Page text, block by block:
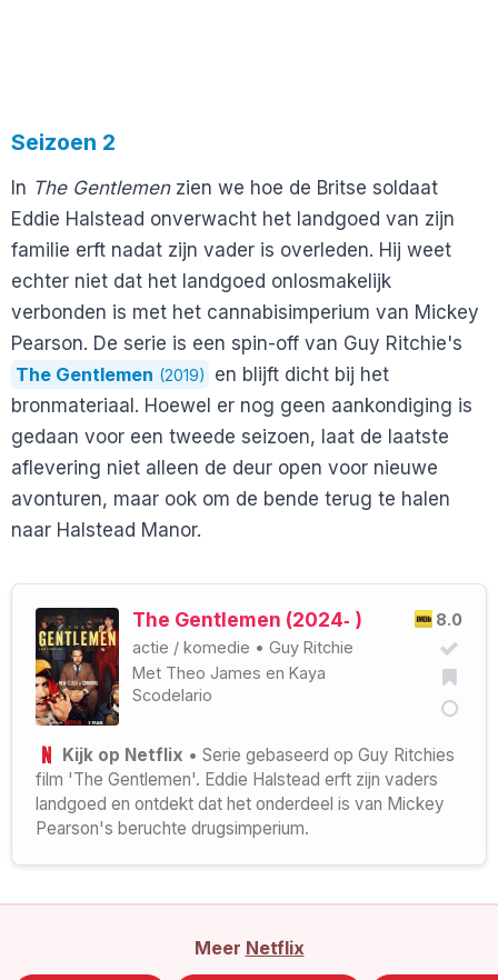
Seizoen 2
In The Gentlemenzien we hoe de Britse soldaat
Eddie Halstead onverwacht het landgoed van zijn
familie erft nadat zijn vader is overleden. Hij weet
echter niet dat het landgoed onlosmakelijk
verbonden is met het cannabisimperium van Mickey
Pearson. De serie is een spin-off van Guy Ritchie's
The Gentlemen (2019)
en blijft dicht bij het
bronmateriaal. Hoewel er nog geen aankondiging is
gedaan voor een tweede seizoen, laat de laatste
aflevering niet alleen de deur open voor nieuwe
avonturen, maar ook om de bende terug te halen
naar Halstead Manor.
8.0
The Gentlemen (2024‑ )
actie / komedie • Guy Ritchie
Met Theo James en Kaya
Scodelario
Kijk op Netflix • Serie gebaseerd op Guy Ritchies
film 'The Gentlemen'. Eddie Halstead erft zijn vaders
landgoed en ontdekt dat het onderdeel is van Mickey
Pearson's beruchte drugsimperium.
Meer Netflix